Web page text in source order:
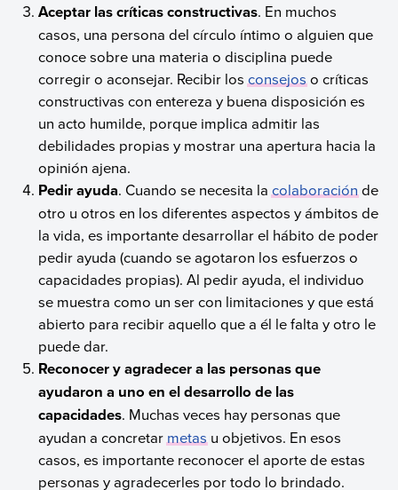
Aceptar las críticas constructivas. En muchos
casos, una persona del círculo íntimo o alguien que
conoce sobre una materia o disciplina puede
corregir o aconsejar. Recibir losconsejoso críticas
constructivas con entereza y buena disposición es
un acto humilde, porque implica admitir las
debilidades propias y mostrar una apertura hacia la
opinión ajena.
Pedir ayuda. Cuando se necesita lacolaboraciónde
otro u otros en los diferentes aspectos y ámbitos de
la vida, es importante desarrollar el hábito de poder
pedir ayuda (cuando se agotaron los esfuerzos o
capacidades propias). Al pedir ayuda, el individuo
se muestra como un ser con limitaciones y que está
abierto para recibir aquello que a él le falta y otro le
puede dar.
Reconocer y agradecer a las personas que
ayudaron a uno en el desarrollo de las
capacidades. Muchas veces hay personas que
ayudan a concretarmetasu objetivos. En esos
casos, es importante reconocer el aporte de estas
personas y agradecerles por todo lo brindado.